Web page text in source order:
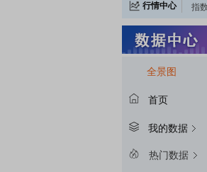
行情中心 指数
全景图
首页
我的数据
热门数据